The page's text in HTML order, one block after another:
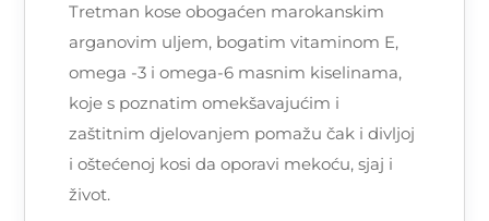
Tretman kose obogaćen marokanskim
arganovim uljem, bogatim vitaminom E,
omega -3 i omega-6 masnim kiselinama,
koje s poznatim omekšavajućim i
zaštitnim djelovanjem pomažu čak i divljoj
i oštećenoj kosi da oporavi mekoću, sjaj i
život.